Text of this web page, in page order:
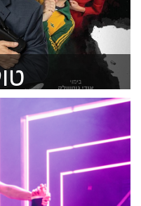
ש דמויות הסובלות